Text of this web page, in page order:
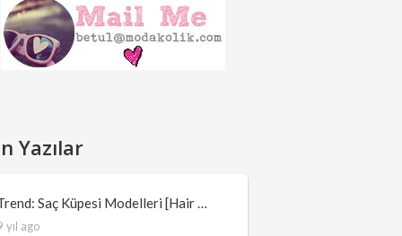
Yazılar
Saç Küpesi Modelleri [Hair …
yıl ago